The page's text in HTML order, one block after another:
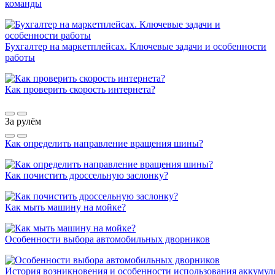
команды
Бухгалтер на маркетплейсах. Ключевые задачи и особенности
работы
Как проверить скорость интернета?
За рулём
Как определить направление вращения шины?
Как почистить дроссельную заслонку?
Как мыть машину на мойке?
Особенности выбора автомобильных дворников
История возникновения и особенности использования